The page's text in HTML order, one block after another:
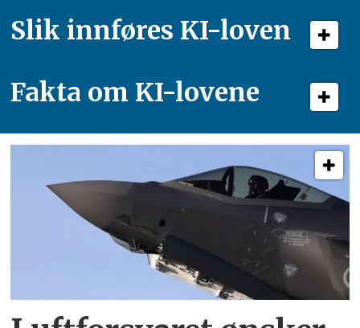
Slik innføres KI-loven
Fakta om KI-lovene